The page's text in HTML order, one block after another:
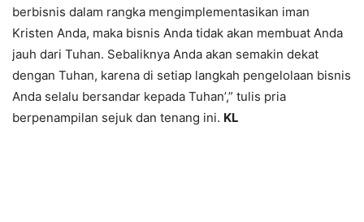
berbisnis dalam rangka mengimplementasikan iman
Kristen Anda, maka bisnis Anda tidak akan membuat Anda
jauh dari Tuhan. Sebaliknya Anda akan semakin dekat
dengan Tuhan, karena di setiap langkah pengelolaan bisnis
Anda selalu bersandar kepada Tuhan’,” tulis pria
berpenampilan sejuk dan tenang ini. KL